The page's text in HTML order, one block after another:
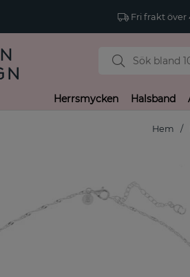
Fri frakt över
Herrsmycken Halsband
Hem